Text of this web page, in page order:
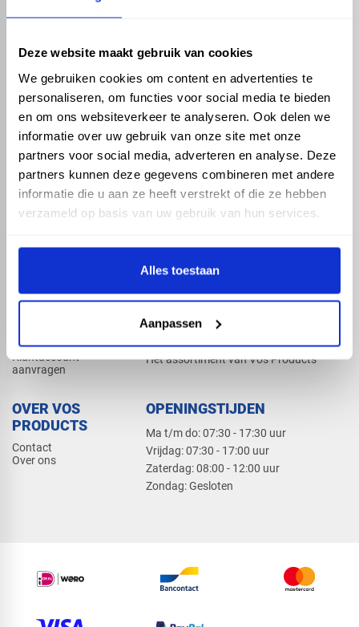
Deze website maakt gebruik van cookies
We gebruiken cookies om content en advertenties te
personaliseren, om functies voor social media te bieden
en om ons websiteverkeer te analyseren. Ook delen we
informatie over uw gebruik van onze site met onze
partners voor social media, adverteren en analyse. Deze
partners kunnen deze gegevens combineren met andere
informatie die u aan ze heeft verstrekt of die ze hebben
verzameld op basis van uw gebruik van hun services.
Alles toestaan
Aanpassen
ASSORTIMENT
Hemelwaterafvoer
Drukleiding
Beregening
Dak en gevel
KENNIS EN HULP
Klantenservice
Kennisbank
Klantaccount
aanvragen
PRODUCTCATALOGUS 2026
Het assortiment van Vos Products
OVER VOS
PRODUCTS
Contact
Over ons
OPENINGSTIJDEN
Ma t/m do: 07:30 - 17:30 uur
​Vrijdag: 07:30 - 17:00 uur
​Zaterdag: 08:00 - 12:00 uur
​Zondag: Gesloten
+31 416 75 02 55
mail info@vosproducts.nl
check_circleDé bouwmarkt van Altena
check_circle Direct uit grote voorraad geleverd met eigen transport
check_circleLevering in NL en BE